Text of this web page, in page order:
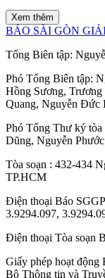
Xem thêm
BÁO SÀI GÒN
Tổng Biên tập:
Phó Tổng Biên tập:
Hồng Sương,
Quang, Nguyễn Đức
Phó Tổng Thư ký tòa
Dũng, Nguyễn
Tòa soạn : 432-434
TP.HCM
Điện thoại Báo SGGP
3.9294.097,
Điện thoại Tòa soạn
Giấy phép hoạt
Bộ Thông tin và